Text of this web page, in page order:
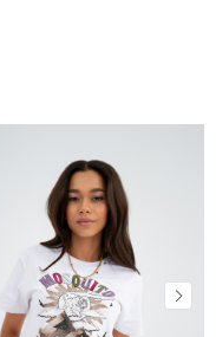
pozytywne, jak i
w naszym
Zgłoś nielegalną treść